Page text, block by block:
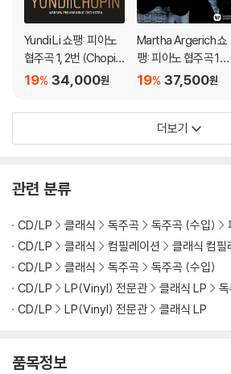
Yundi Li 쇼팽: 피아노
협주곡 1, 2번 (Chopin:
Piano Concertos O
34,000원
19%
Martha Argerich 쇼
팽: 피아노 협주곡 1번,
2번 (Chopin: Piano C
[SACD Hybrid]
37,500원
19%
더보기
관련 분류
CD/LP 클래식 독주곡 독주곡 (수입)
CD/LP
클래식 컴필레이션
클래식 컴
CD/LP
클래식 독주곡
독주곡 (수입)
CD/LP
LP(Vinyl) 전문관 클래식 LP
CD/LP
LP(Vinyl) 전문관 클래식 LP
품목정보